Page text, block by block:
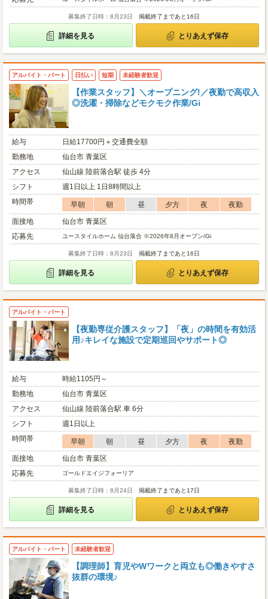
募集終了日時：8月23日 掲載終了まであと16日
詳細を見る とりあえず保存
アルバイト・パート 日払い 短期 未経験者歓迎
【作業スタッフ】＼オープニング!／夜勤で高収入
◎洗濯・掃除などモクモク作業/Gi
給与
日給17700円＋交通費全額
勤務地
仙台市 青葉区
アクセス
仙山線 陸前落合駅 徒歩 4分
シフト
週1日以上 1日8時間以上
時間帯
早朝 朝 昼 夕方 夜
夜勤
面接地
仙台市 青葉区
応募先
ユースタイルホーム 仙台落合 ※2026年8月オープン/Gi
募集終了日時：8月23日 掲載終了まであと16日
詳細を見る とりあえず保存
アルバイト・パート
【夜勤専従介護スタッフ】「夜」の時間を有効活
用♪キレイな施設で定期巡回やサポート◎
給与
時給1105円～
勤務地
仙台市 青葉区
アクセス
仙山線 陸前落合駅 車 6分
シフト
週1日以上
時間帯
早朝 朝 昼 夕方 夜
夜勤
面接地
仙台市 青葉区
応募先
ゴールドエイジフォーリア
募集終了日時：8月24日 掲載終了まであと17日
詳細を見る とりあえず保存
アルバイト・パート 未経験者歓迎
【調理師】育児やWワークと両立も◎働きやすさ
抜群の環境♪